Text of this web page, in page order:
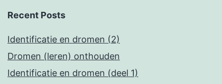
Recent Posts
Identificatie en dromen (2)
Dromen (leren) onthouden
Identificatie en dromen (deel 1)